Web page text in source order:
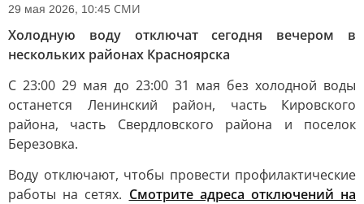
29 мая 2026, 10:45 СМИ
Холодную воду отключат сегодня вечером в
нескольких районах Красноярска
С 23:00 29 мая до 23:00 31 мая без холодной воды
останется Ленинский район, часть Кировского
района, часть Свердловского района и поселок
Березовка.
Воду отключают, чтобы провести профилактические
работы на сетях. Смотрите адреса отключений на